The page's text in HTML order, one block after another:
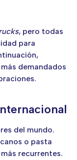
, pero todas
para
demandados
del mundo.
o pasta
recurrentes.